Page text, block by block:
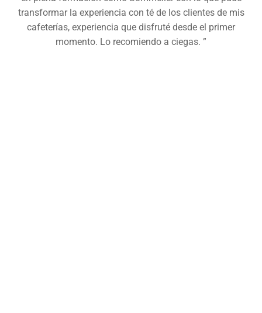
transformar la experiencia con té de los clientes de mis
cafeterías, experiencia que disfruté desde el primer
momento. Lo recomiendo a ciegas. ”